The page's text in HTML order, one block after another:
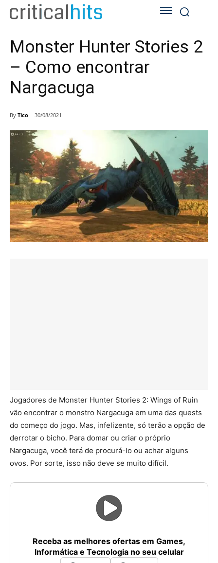
Monster Hunter Stories 2
– Como encontrar
Nargacuga
By Tico 30/08/2021
Jogadores de Monster Hunter Stories 2: Wings of Ruin
vão encontrar o monstro Nargacuga em uma das quests
do começo do jogo. Mas, infelizente, só terão a opção de
derrotar o bicho. Para domar ou criar o próprio
Nargacuga, você terá de procurá-lo ou achar alguns
ovos. Por sorte, isso não deve se muito difícil.
Receba as melhores ofertas em Games,
Informática e Tecnologia no seu celular